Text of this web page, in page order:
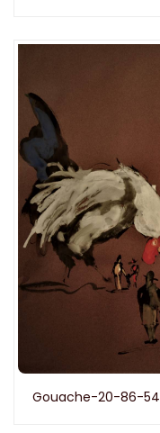
Gouache-20-86-